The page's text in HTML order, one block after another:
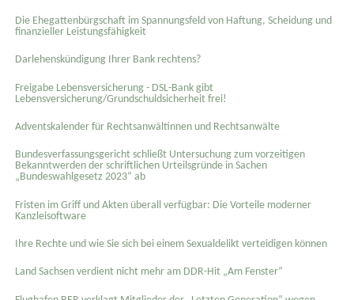
Die Ehegattenbürgschaft im Spannungsfeld von Haftung, Scheidung und
finanzieller Leistungsfähigkeit
Darlehenskündigung Ihrer Bank rechtens?
Freigabe Lebensversicherung - DSL-Bank gibt
Lebensversicherung/Grundschuldsicherheit frei!
Adventskalender für Rechtsanwältinnen und Rechtsanwälte
Bundesverfassungsgericht schließt Untersuchung zum vorzeitigen
Bekanntwerden der schriftlichen Urteilsgründe in Sachen
„Bundeswahlgesetz 2023“ ab
Fristen im Griff und Akten überall verfügbar: Die Vorteile moderner
Kanzleisoftware
Ihre Rechte und wie Sie sich bei einem Sexual­delikt verteidigen können
Land Sachsen verdient nicht mehr am DDR-Hit „Am Fenster“